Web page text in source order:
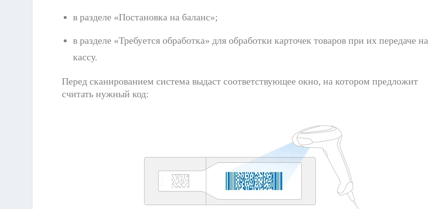
в разделе «Постановка на баланс»;
в разделе «Требуется обработка» для обработки карточек товаров при их передаче на
кассу.
Перед сканированием система выдаст соответствующее окно, на котором предложит
считать нужный код: